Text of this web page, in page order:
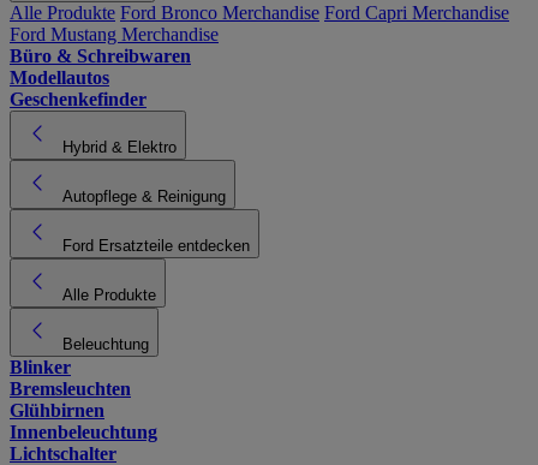
Alle Produkte Ford Bronco Merchandise Ford Capri Merchandise
Ford Mustang Merchandise
Büro & Schreibwaren
Modellautos
Geschenkefinder
Hybrid & Elektro
Autopflege & Reinigung
Ford Ersatzteile entdecken
Alle Produkte
Beleuchtung
Blinker
Bremsleuchten
Glühbirnen
Innenbeleuchtung
Lichtschalter